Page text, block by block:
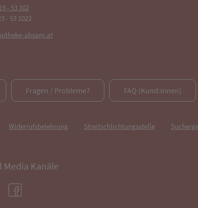
- 53 102
- 53 1022
absam.at
Fragen / Probleme? FAQ (Kund:innen)
Widerrufsbelehrung Streitschlichtungsstelle
Media Kanäle
(öffnet in neuem Tab)